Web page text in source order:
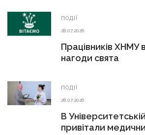
ПОДІЇ
28.07.2026
Працівників ХНМУ
нагоди свята
ПОДІЇ
28.07.2026
В
привітали